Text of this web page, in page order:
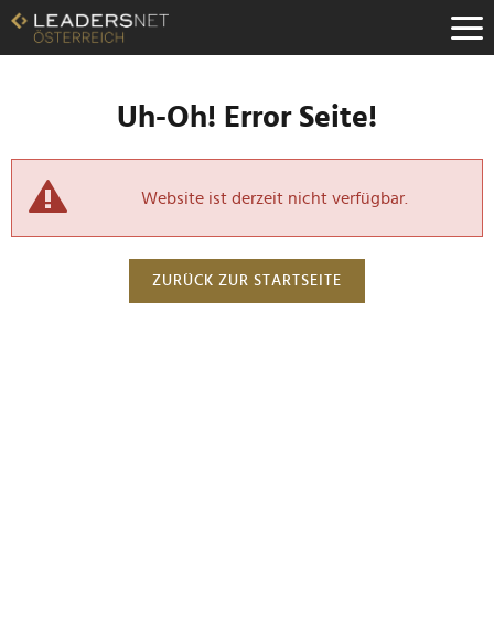
Uh-Oh! Error Seite!
Website ist derzeit nicht verfügbar.
ZURÜCK ZUR STARTSEITE